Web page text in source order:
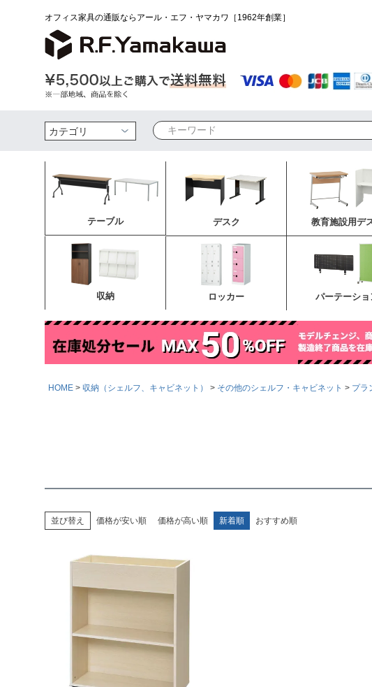
オフィス家具の通販ならアール・エフ・ヤマカワ［1962年創業］
検索
テーブル デスク 教育施設用デ
収納 ロッカー パーテーショ
HOME 収納（シェルフ、キャビネット） その他のシェルフ・キャビネット プラ
並び替え 価格が安い順 価格が高い順 新着順 おすすめ順